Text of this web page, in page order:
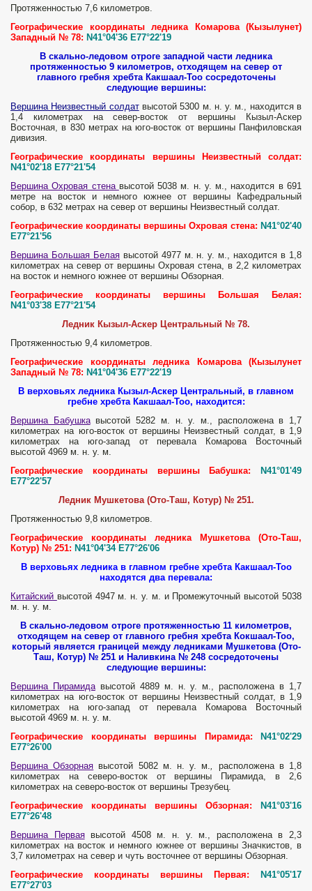
Протяженностью 7,6 километров.
Географические координаты ледника Комарова (Кызылунет)
Западный № 78: N41°04'36 E77°22'19
В скально-ледовом отроге западной части ледника
протяженностью 9 километров, отходящем на север от
главного гребня хребта Какшаал-Тоо сосредоточены
следующие вершины:
Вершина Неизвестный солдат высотой 5300 м. н. у. м., находится в
1,4 километрах на север-восток от вершины Кызыл-Аскер
Восточная, в 830 метрах на юго-восток от вершины Панфиловская
дивизия.
Географические координаты вершины Неизвестный солдат:
N41°02'18 E77°21'54
Вершина Охровая стена высотой 5038 м. н. у. м., находится в 691
метре на восток и немного южнее от вершины Кафедральный
собор, в 632 метрах на север от вершины Неизвестный солдат.
Географические координаты вершины Охровая стена: N41°02'40
E77°21'56
Вершина Большая Белая высотой 4977 м. н. у. м., находится в 1,8
километрах на север от вершины Охровая стена, в 2,2 километрах
на восток и немного южнее от вершины Обзорная.
Географические координаты вершины Большая Белая:
N41°03'38 E77°21'54
Ледник Кызыл-Аскер Центральный № 78.
Протяженностью 9,4 километров.
Географические координаты ледника Комарова (Кызылунет
Западный № 78: N41°04'36 E77°22'19
В верховьях ледника Кызыл-Аскер Центральный, в главном
гребне хребта Какшаал-Тоо, находится:
Вершина Бабушкавысотой 5282 м. н. у. м., расположена в 1,7
километрах на юго-восток от вершины Неизвестный солдат, в 1,9
километрах на юго-запад от перевала Комарова Восточный
высотой 4969 м. н. у. м.
Географические координаты вершины Бабушка: N41°01'49
E77°22'57
Ледник Мушкетова (Ото-Таш, Котур) № 251.
Протяженностью 9,8 километров.
Географические координаты ледника Мушкетова (Ото-Таш,
Котур) № 251: N41°04'34 E77°26'06
В верховьях ледника в главном гребне хребта Какшаал-Тоо
находятся два перевала:
Китайский высотой 4947 м. н. у. м. и Промежуточный высотой 5038
м. н. у. м.
В скально-ледовом отроге протяженностью 11 километров,
отходящем на север от главного гребня хребта Кокшаал-Тоо,
который является границей между ледниками Мушкетова (Ото-
Таш, Котур) № 251 и Наливкина № 248 сосредоточены
следующие вершины:
Вершина Пирамида высотой 4889 м. н. у. м., расположена в 1,7
километрах на юго-восток от вершины Неизвестный солдат, в 1,9
километрах на юго-запад от перевала Комарова Восточный
высотой 4969 м. н. у. м.
Географические координаты вершины Пирамида: N41°02'29
E77°26'00
Вершина Обзорная высотой 5082 м. н. у. м.
расположена в 1,8
километрах на северо-восток от вершины Пирамида, в 2,6
километрах на северо-восток от вершины Трезубец.
Географические координаты вершины Обзорная: N41°03'16
E77°26'48
Вершина Перваявысотой 4508 м. н. у. м., расположена в 2,3
километрах на восток и немного южнее от вершины Значкистов, в
3,7 километрах на север и чуть восточнее от вершины Обзорная.
Географические координаты вершины Первая: N41°05'17
E77°27'03